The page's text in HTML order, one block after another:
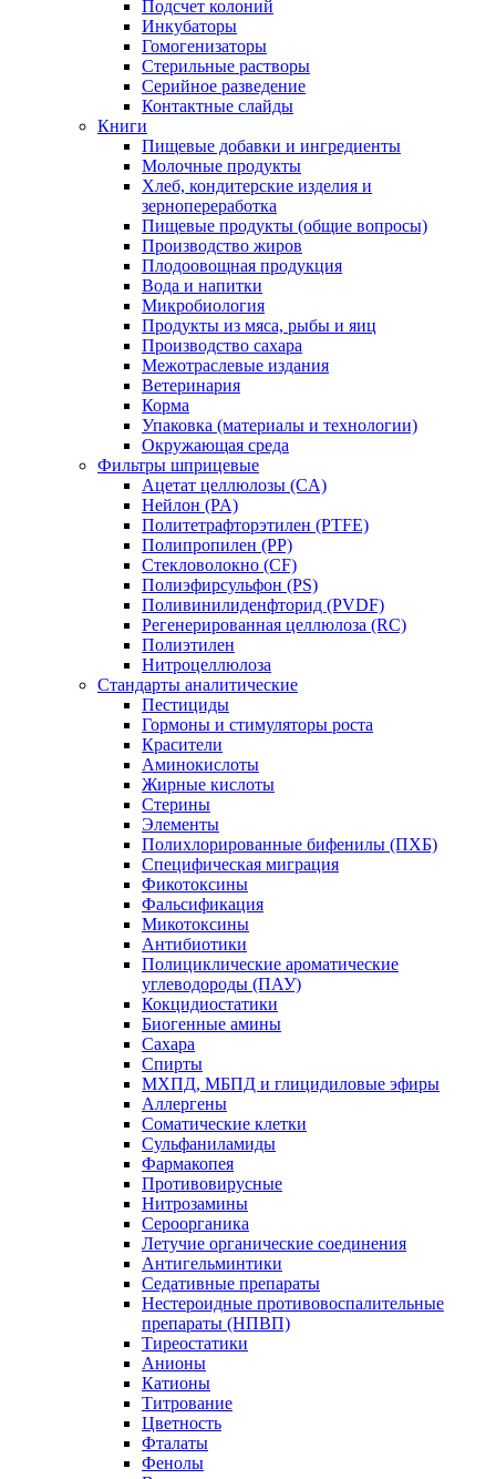
Подсчет колоний
Инкубаторы
Гомогенизаторы
Стерильные растворы
Серийное разведение
Контактные слайды
Книги
Пищевые добавки и ингредиенты
Молочные продукты
Хлеб, кондитерские изделия и
зернопереработка
Пищевые продукты (общие вопросы)
Производство жиров
Плодоовощная продукция
Вода и напитки
Микробиология
Продукты из мяса, рыбы и яиц
Производство сахара
Межотраслевые издания
Ветеринария
Корма
Упаковка (материалы и технологии)
Окружающая среда
Фильтры шприцевые
Ацетат целлюлозы (CA)
Нейлон (PA)
Политетрафторэтилен (PTFE)
Полипропилен (PP)
Стекловолокно (CF)
Полиэфирсульфон (PS)
Поливинилиденфторид (PVDF)
Регенерированная целлюлоза (RC)
Полиэтилен
Нитроцеллюлоза
Стандарты аналитические
Пестициды
Гормоны и стимуляторы роста
Красители
Аминокислоты
Жирные кислоты
Стерины
Элементы
Полихлорированные бифенилы (ПХБ)
Специфическая миграция
Фикотоксины
Фальсификация
Микотоксины
Антибиотики
Полициклические ароматические
углеводороды (ПАУ)
Кокцидиостатики
Биогенные амины
Сахара
Спирты
МХПД, МБПД и глицидиловые эфиры
Аллергены
Соматические клетки
Сульфаниламиды
Фармакопея
Противовирусные
Нитрозамины
Сероорганика
Летучие органические соединения
Антигельминтики
Седативные препараты
Нестероидные противовоспалительные
препараты (НПВП)
Тиреостатики
Анионы
Катионы
Титрование
Цветность
Фталаты
Фенолы